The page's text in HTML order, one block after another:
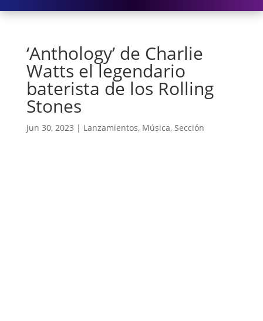
‘Anthology’ de Charlie
Watts el legendario
baterista de los Rolling
Stones
Jun 30, 2023 | Lanzamientos, Música, Sección